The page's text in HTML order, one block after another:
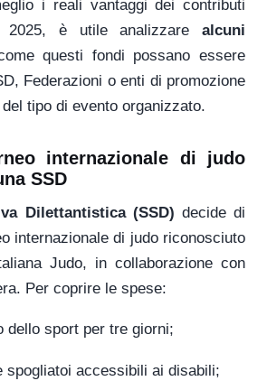
i reali vantaggi dei contributi
2025, è utile analizzare alcuni
questi fondi possano essere
Federazioni o enti di promozione
tipo di evento organizzato.
internazionale di judo
SSD
Dilettantistica (SSD) decide di
internazionale di judo riconosciuto
Judo, in collaborazione con
Per coprire le spese:
dello sport per tre giorni;
spogliatoi accessibili ai disabili;